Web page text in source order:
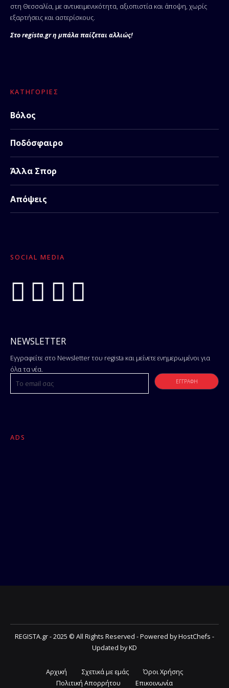
στη Θεσσαλία, με αντικειμενικότητα, αξιοπιστία και άποψη, χωρίς
εξαρτήσεις και αστερίσκους.
Στο regista.gr η μπάλα παίζεται αλλιώς!
ΚΑΤΗΓΟΡΊΕΣ
Βόλος
Ποδόσφαιρο
Άλλα Σπορ
Απόψεις
SOCIAL MEDIA
NEWSLETTER
Εγγραφείτε στο Newsletter του regista και μείνετε ενημερωμένοι για
όλα τα νέα.
ADS
REGISTA.gr - 2025 © All Rights Reserved - Powered by HostChefs -
Updated by KD
Αρχική Σχετικά με εμάς
Όροι Χρήσης
Πολιτική Απορρήτου
Επικοινωνία